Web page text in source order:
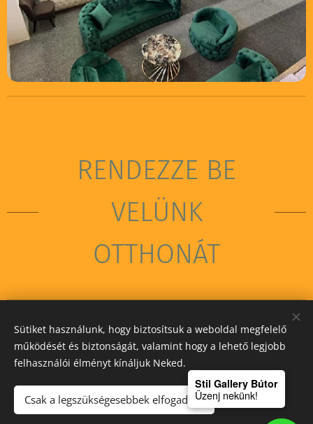
RENDEZZE BE
VELÜNK
OTTHONÁT
STIL GALLERY KFT
Sütiket használunk, hogy biztosítsuk a weboldal megfelelő
működését és biztonságát, valamint hogy a lehető legjobb
felhasználói élményt kínáljuk Neked.
Csak a legszükségesebbek elfogadása
Stil Gallery Bútor
Üzenj nekünk!